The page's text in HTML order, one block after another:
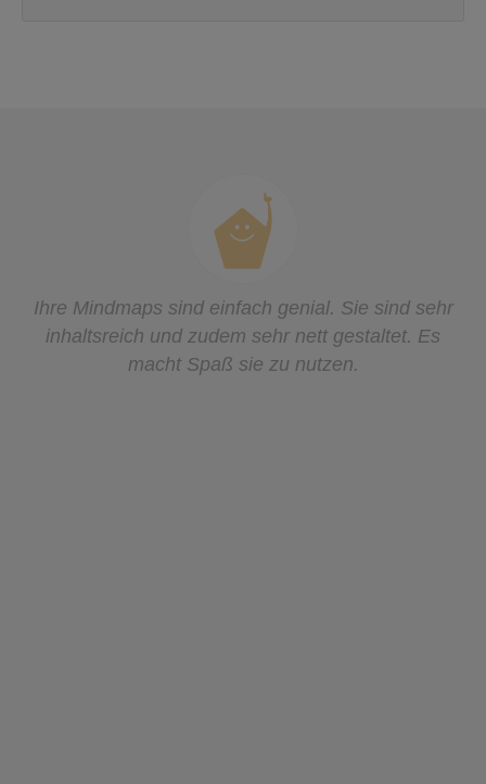
Es war durch und durch ein so schöner und
erfolgreicher Tag bei uns in der Schule! Vielen
Dank noch ein mal! Ich werde seit Montag von